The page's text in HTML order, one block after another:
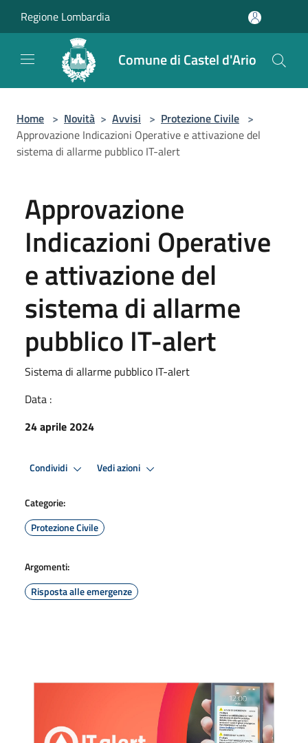
Regione Lombardia
Comune di Castel d'Ario
Home > Novità > Avvisi > Protezione Civile >
Approvazione Indicazioni Operative e attivazione del
sistema di allarme pubblico IT-alert
Approvazione
Indicazioni Operative
e attivazione del
sistema di allarme
pubblico IT-alert
Sistema di allarme pubblico IT-alert
Data :
24 aprile 2024
Condividi Vedi azioni
Categorie:
Protezione Civile
Argomenti:
Risposta alle emergenze